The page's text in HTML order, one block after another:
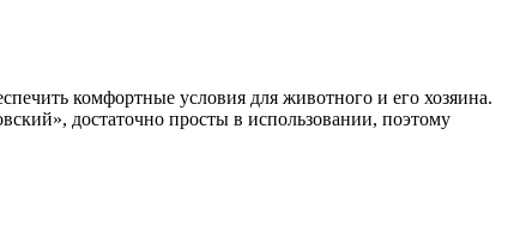
комфортные условия для животного и его хозяина.
достаточно просты в использовании, поэтому